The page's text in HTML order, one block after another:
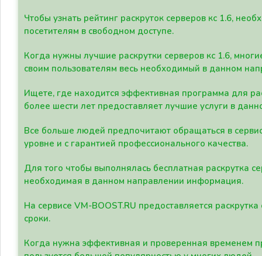
Чтобы узнать рейтинг раскруток серверов кс 1.6,
посетителям в свободном доступе.
Когда нужны лучшие раскрутки серверов кс 1.6,
своим пользователям весь необходимый в данном
Ищете, где находится эффективная программа для
более шести лет предоставляет лучшие услуги в
Все больше людей предпочитают обращаться в
уровне и с гарантией профессионального качества.
Для того чтобы выполнялась бесплатная раскрутка
необходимая в данном направлении информация.
На сервисе VM-BOOST.RU предоставляется
сроки.
Когда нужна эффективная и проверенная временем